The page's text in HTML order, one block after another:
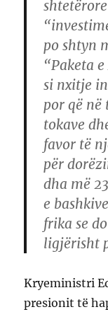
po shtyn
“Paketa
si nxitje
por që
tokave
favor të
për
dha më
e
frika se
ligjërisht
Kryeministri
presionit të